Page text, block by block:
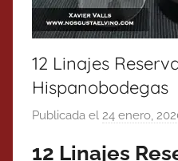
12 Linajes
Hispanobodegas
Publicada el 24 enero,
12 Linajes